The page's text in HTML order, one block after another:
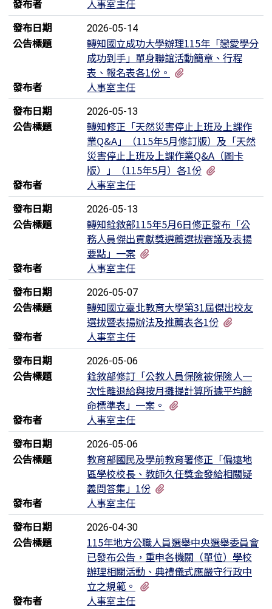
發布者
人事室主任
發布日期
2026-05-14
公告標題
轉知國立成功大學辦理115年「戀愛學分
成功到手」單身聯誼活動簡章、行程
表、報名表各1份。
發布者
人事室主任
發布日期
2026-05-13
公告標題
轉知修正「天然災害停止上班及上課作
業Q&A」（115年5月修訂版）及「天然
災害停止上班及上課作業Q&A（圖卡
版）」（115年5月）各1份
發布者
人事室主任
發布日期
2026-05-13
公告標題
轉知銓敘部115年5月6日修正發布「公
務人員傑出貢獻獎遴薦選拔審議及表揚
要點」一案
發布者
人事室主任
發布日期
2026-05-07
公告標題
轉知國立臺北教育大學第31屆傑出校友
選拔暨表揚辦法及推薦表各1份
發布者
人事室主任
發布日期
2026-05-06
公告標題
銓敘部修訂「公教人員保險被保險人一
次性離退給與按月攤提計算所據平均餘
命標準表」一案。
發布者
人事室主任
發布日期
2026-05-06
公告標題
教育部國民及學前教育署修正「偏遠地
區學校校長、教師久任獎金發給相關疑
義問答集」1份
發布者
人事室主任
發布日期
2026-04-30
公告標題
115年地方公職人員選舉中央選舉委員會
已發布公告，重申各機關（單位）學校
辦理相關活動、典禮儀式應嚴守行政中
立之規範。
發布者
人事室主任